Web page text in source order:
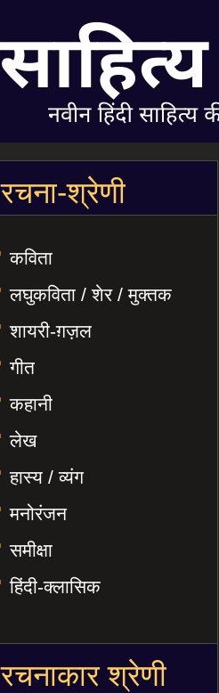
रचना-श्रेणी
कविता
लघुकविता / शेर / मुक्तक
शायरी-ग़ज़ल
गीत
कहानी
लेख
हास्य / व्यंग
मनोरंजन
समीक्षा
हिंदी-क्लासिक
रचनाकार श्रेणी